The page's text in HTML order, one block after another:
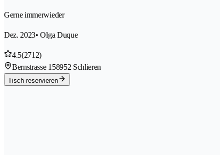
Gerne immerwieder
Dez. 2023• Olga Duque
4.5(2712)
Bernstrasse 158952 Schlieren
Tisch reservieren